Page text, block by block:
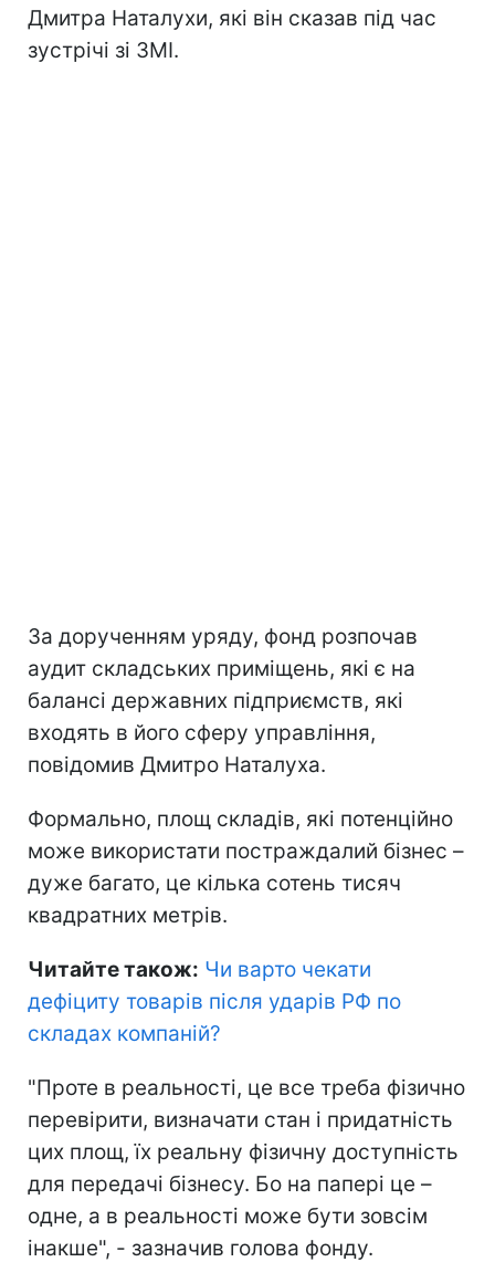
Дмитра Наталухи, які він сказав під час
зустрічі зі ЗМІ.
За дорученням уряду, фонд розпочав
аудит складських приміщень, які є на
балансі державних підприємств, які
входять в його сферу управління,
повідомив Дмитро Наталуха.
Формально, площ складів, які потенційно
може використати постраждалий бізнес –
дуже багато, це кілька сотень тисяч
квадратних метрів.
Читайте також: Чи варто чекати
дефіциту товарів після ударів РФ по
складах компаній?
"Проте в реальності, це все треба фізично
перевірити, визначати стан і придатність
цих площ, їх реальну фізичну доступність
для передачі бізнесу. Бо на папері це –
одне, а в реальності може бути зовсім
інакше", - зазначив голова фонду.